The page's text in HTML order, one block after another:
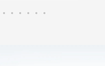
kurš meklē ātru